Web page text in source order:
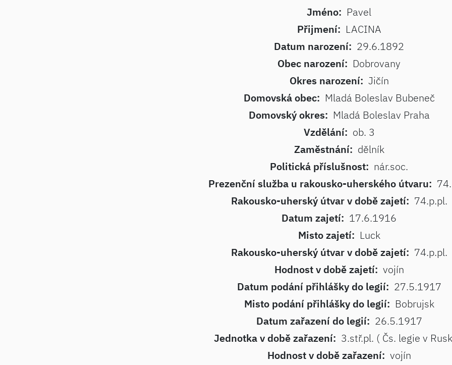
Jméno: Pavel
Přijmení: LACINA
Datum narození: 29.6.1892
Obec narození: Dobrovany
Okres narození: Jičín
Domovská obec: Mladá Boleslav Bubeneč
Domovský okres: Mladá Boleslav Praha
Vzdělání: ob. 3
Zaměstnání: dělník
Politická příslušnost: nár.soc.
Prezenční služba u rakousko-uherského útvaru:
Rakousko-uherský útvar v době zajetí: 74.p.pl.
Datum zajetí: 17.6.1916
Misto zajetí: Luck
Rakousko-uherský útvar v době zajetí: 74.p.pl.
Hodnost v době zajetí: vojín
Datum podání přihlášky do legií: 27.5.1917
Misto podání přihlášky do legií: Bobrujsk
Datum zařazení do legií: 26.5.1917
Jednotka v době zařazení: 3.stř.pl. ( Čs. legie v
Hodnost v době zařazení: vojín